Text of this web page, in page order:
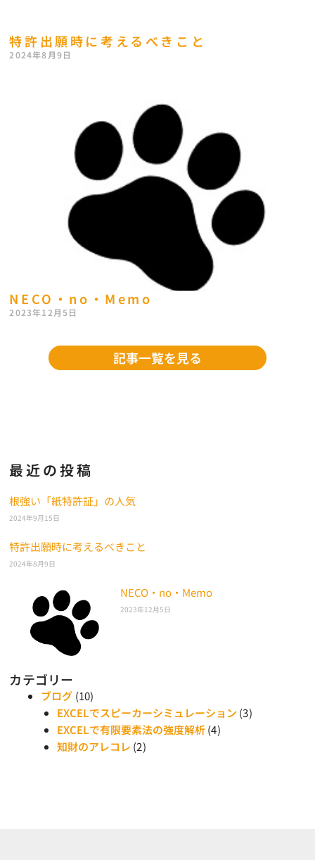
特許出願時に考えるべきこと
2024年8月9日
NECO・no・Memo
2023年12月5日
記事一覧を見る
最近の投稿
根強い「紙特許証」の人気
2024年9月15日
特許出願時に考えるべきこと
2024年8月9日
NECO・no・Memo
2023年12月5日
カテゴリー
ブログ (10)
EXCELでスピーカーシミュレーション (3)
EXCELで有限要素法の強度解析(4)
知財のアレコレ (2)